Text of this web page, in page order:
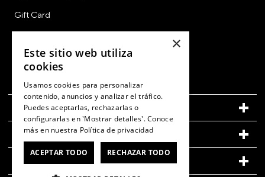
Gift Card
CyberMonday
Ver Boleta / Ticket de Cambio
CUENTA
LEGAL
CONOCE MÁS DE CROCS
×
Este sitio web utiliza
cookies
Usamos cookies para personalizar
contenido, anuncios y analizar el tráfico.
Puedes aceptarlas, rechazarlas o
configurarlas en 'Mostrar detalles'. Conoce
más en nuestra Política de privacidad
ACEPTAR TODO RECHAZAR TODO